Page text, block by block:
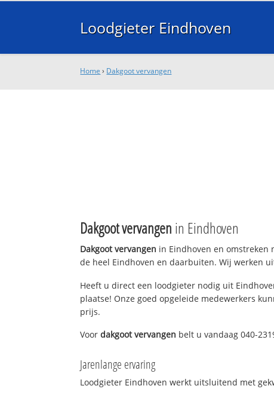
Loodgieter Eindhoven
Home › Dakgoot vervangen
Dakgoot vervangen in Eindhoven
Dakgoot vervangen in Eindhoven en omstreken
de heel Eindhoven en daarbuiten. Wij werken
Heeft u direct een loodgieter nodig uit
plaatse! Onze goed opgeleide medewerkers
prijs.
Voordakgoot vervangen belt u vandaag 040-
Jarenlange ervaring
Loodgieter Eindhoven werkt uitsluitend met